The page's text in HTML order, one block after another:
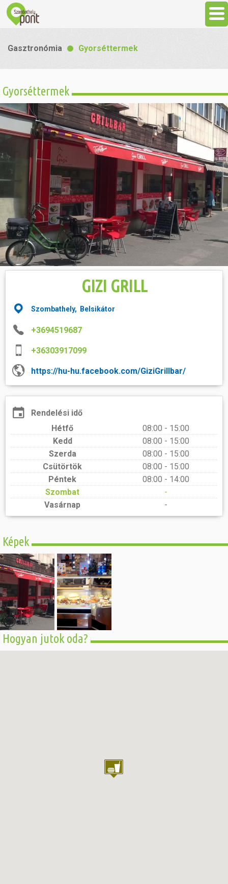
Látnivalók
Gasztronómia
Szállás
Sport
Szabadidő
Hasznos
Gasztronómia Gyorséttermek
Gyorséttermek
GIZI GRILL
Szombathely, Belsikátor
+3694519687
+36303917099
https://hu-hu.facebook.com/GiziGrillbar/
Rendelési idő
Hétfő
08:00 - 15:00
Kedd
08:00 - 15:00
Szerda
08:00 - 15:00
Csütörtök
08:00 - 15:00
Péntek
08:00 - 14:00
Szombat
-
Vasárnap
-
Képek
Hogyan jutok oda?